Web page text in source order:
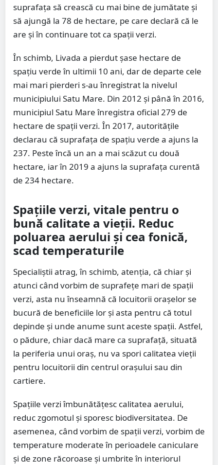
suprafața să crească cu mai bine de jumătate și
să ajungă la 78 de hectare, pe care declară că le
are și în continuare tot ca spații verzi.
În schimb, Livada a pierdut șase hectare de
spațiu verde în ultimii 10 ani, dar de departe cele
mai mari pierderi s-au înregistrat la nivelul
municipiului Satu Mare. Din 2012 și până în 2016,
municipiul Satu Mare înregistra oficial 279 de
hectare de spații verzi. În 2017, autoritățile
declarau că suprafața de spațiu verde a ajuns la
237. Peste încă un an a mai scăzut cu două
hectare, iar în 2019 a ajuns la suprafața curentă
de 234 hectare.
Spațiile verzi, vitale pentru o
bună calitate a vieții. Reduc
poluarea aerului și cea fonică,
scad temperaturile
Specialiștii atrag, în schimb, atenția, că chiar și
atunci când vorbim de suprafețe mari de spații
verzi, asta nu înseamnă că locuitorii orașelor se
bucură de beneficiile lor și asta pentru că totul
depinde și unde anume sunt aceste spații. Astfel,
o pădure, chiar dacă mare ca suprafață, situată
la periferia unui oraș, nu va spori calitatea vieții
pentru locuitorii din centrul orașului sau din
cartiere.
Spațiile verzi îmbunătățesc calitatea aerului,
reduc zgomotul și sporesc biodiversitatea. De
asemenea, când vorbim de spații verzi, vorbim de
temperature moderate în perioadele caniculare
și de zone răcoroase și umbrite în interiorul